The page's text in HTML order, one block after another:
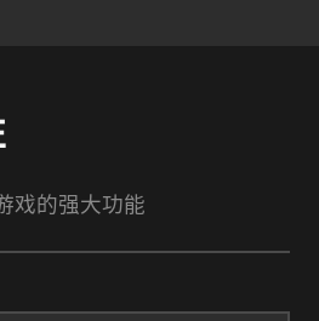
戏的强大功能